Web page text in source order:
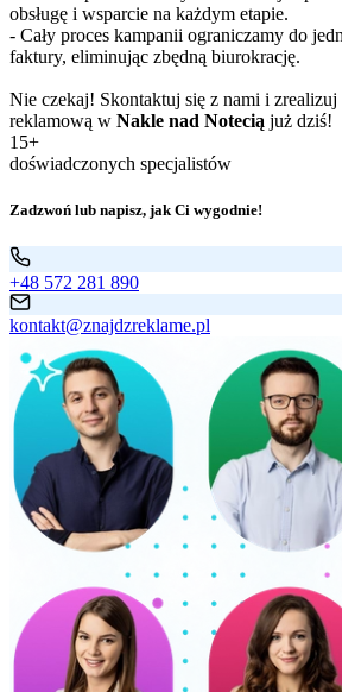
obsługę i wsparcie na każdym etapie.
- Cały proces kampanii ograniczamy do
faktury, eliminując zbędną biurokrację.
Nie czekaj! Skontaktuj się z nami i zrealizuj
reklamową w Nakle nad Notecią już dziś!
15+
doświadczonych specjalistów
Zadzwoń lub napisz, jak Ci wygodnie!
+48 572 281 890
kontakt@znajdzreklame.pl